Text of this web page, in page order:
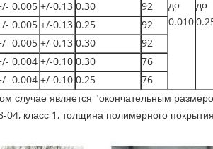
до
0.010
до
0.005 +/-0.13 0.30 92
0.005 +/-0.13 0.25 92
0.005 +/-0.13 0.30 92
0.004 +/-0.10 0.30 76
0.004 +/-0.10 0.25 76
случае является "окончательным
04, класс 1, толщина полимерного